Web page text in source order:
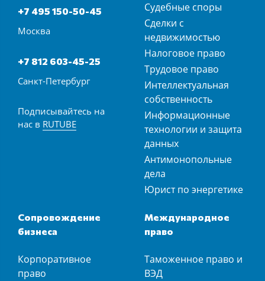
+7 495 150-50-45
Москва
+7 812 603-45-25
Санкт-Петербург
Подписывайтесь на
нас в RUTUBE
Судебные споры
Сделки с
недвижимостью
Налоговое право
Трудовое право
Интеллектуальная
собственность
Информационные
технологии и защита
данных
Антимонопольные
дела
Юрист по энергетике
Сопровождение
бизнеса
Корпоративное
право
Международное
право
Таможенное право и
ВЭД